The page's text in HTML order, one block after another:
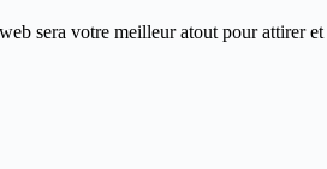
sera votre meilleur atout pour attirer